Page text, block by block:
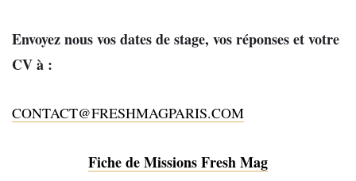
Envoyez nous vos dates de stage, vos réponses et votre
CV à :
CONTACT@FRESHMAGPARIS.COM
Fiche de Missions Fresh Mag